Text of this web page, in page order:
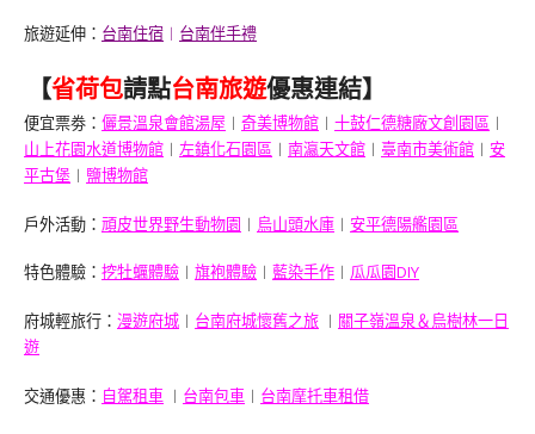
旅遊延伸： 台南住宿 ︱ 台南伴手禮
【省荷包請點台南旅遊優惠連結】
便宜票劵： 儷景溫泉會館湯屋 ︱ 奇美博物館 ︱ 十鼓仁德糖廠文創園區 ︱
山上花園水道博物館 ︱ 左鎮化石園區 ︱ 南瀛天文館 ︱ 臺南市美術館 ︱ 安
平古堡 ︱ 鹽博物館
戶外活動： 頑皮世界野生動物園 ︱ 烏山頭水庫 ︱ 安平德陽艦園區
特色體驗： 挖牡蠣體驗 ︱ 旗袍體驗 ︱ 藍染手作 ︱ 瓜瓜園DIY
府城輕旅行： 漫遊府城 ︱ 台南府城懷舊之旅 ︱ 關子嶺溫泉＆烏樹林一日
遊
交通優惠： 自駕租車 ︱ 台南包車 ︱ 台南摩托車租借